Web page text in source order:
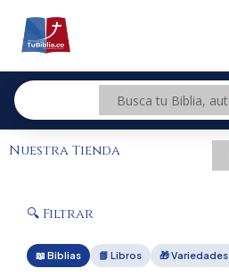
contenido
Nuestra Tienda
🔍 Filtrar
📖 Biblias 📗 Libros 🎁 Variedades